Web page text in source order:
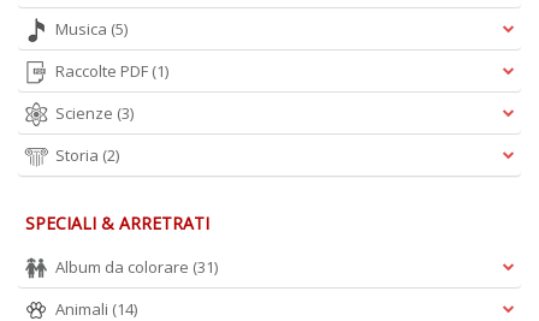
Musica (5)
Raccolte PDF (1)
Scienze (3)
Storia (2)
SPECIALI & ARRETRATI
Album da colorare (31)
Animali (14)